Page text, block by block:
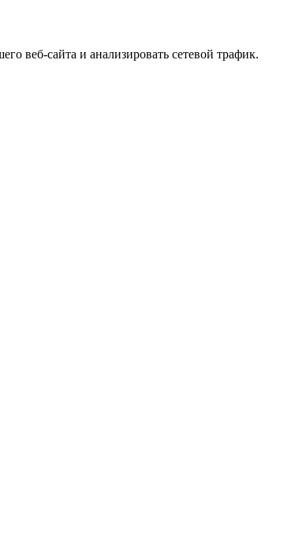
веб-сайта и анализировать сетевой трафик.